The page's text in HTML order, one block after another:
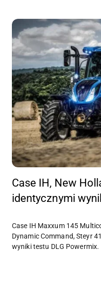
Case IH, New
identycznymi
Case IH Maxxum 145
Dynamic Command, Steyr
wyniki testu DLG Powermix.